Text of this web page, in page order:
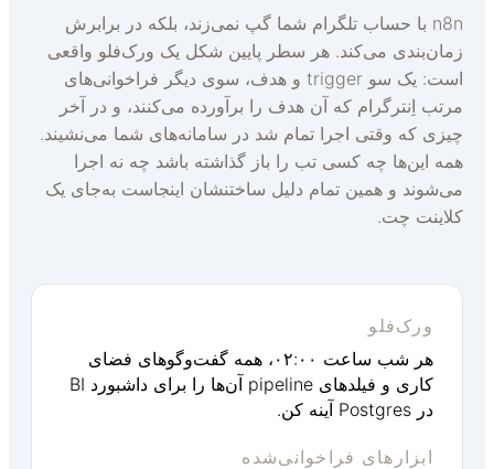
n8n با حساب تلگرام شما گپ نمی‌زند، بلکه در برابرش
می‌کند. هر سطر پایین شکل یک ورک‌فلو واقعی
است: یک سو trigger و هدف، سوی دیگر فراخوانی‌های
اِنترگرام که آن هدف را برآورده می‌کنند، و در آخر
که وقتی اجرا تمام شد در سامانه‌های شما می‌نشیند.
این‌ها چه کسی تب را باز گذاشته باشد چه نه اجرا
و همین تمام دلیل ساختنشان اینجاست به‌جای یک
چت.
ورک‌فلو
هر شب ساعت ۰۲:۰۰، همه گفت‌وگوهای فضای
کاری و فیلدهای pipeline آن‌ها را برای داشبورد BI
ابزارهای فراخوانی‌شده